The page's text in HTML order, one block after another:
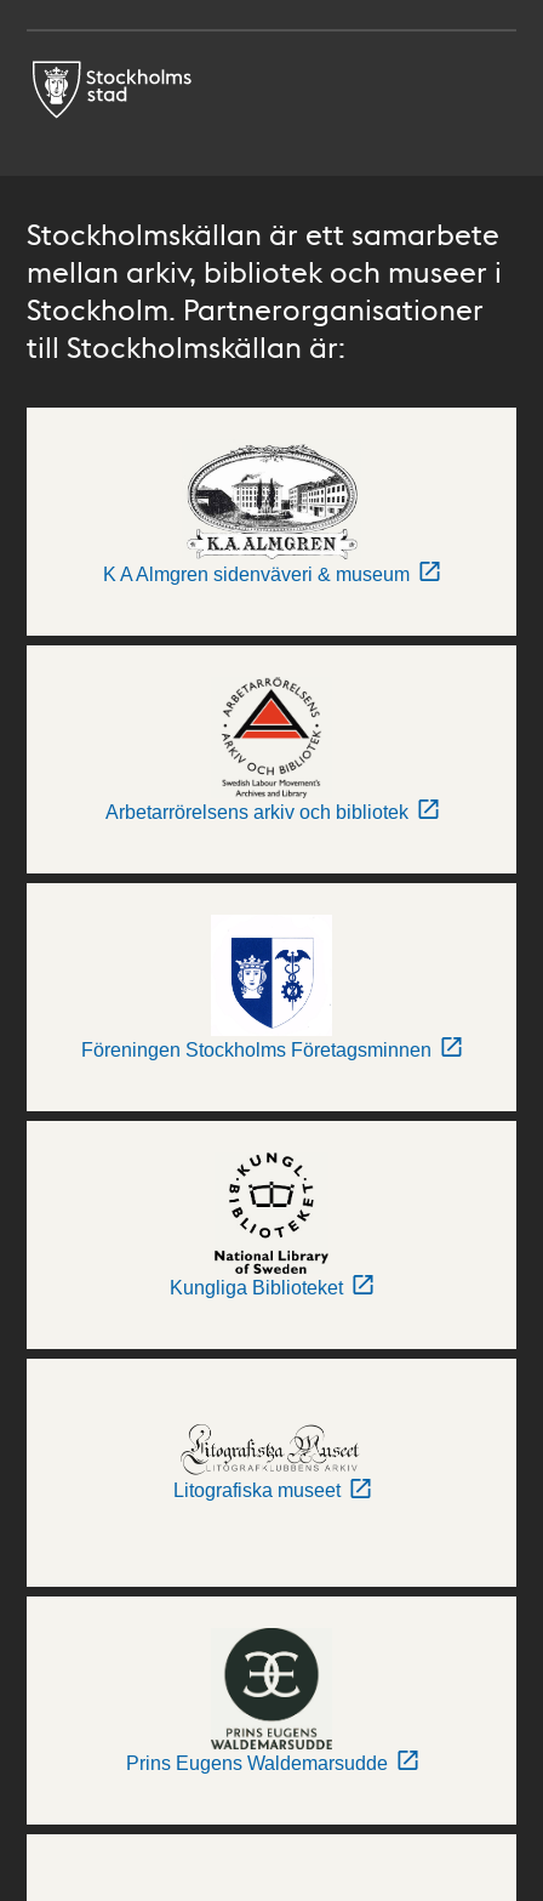
Stockholmskällan är ett samarbete
mellan arkiv, bibliotek och museer i
Stockholm. Partnerorganisationer
till Stockholmskällan är:
K A Almgren sidenväveri & museum
Arbetarrörelsens arkiv och bibliotek
Föreningen Stockholms Företagsminnen
Kungliga Biblioteket
Litografiska museet
Prins Eugens Waldemarsudde